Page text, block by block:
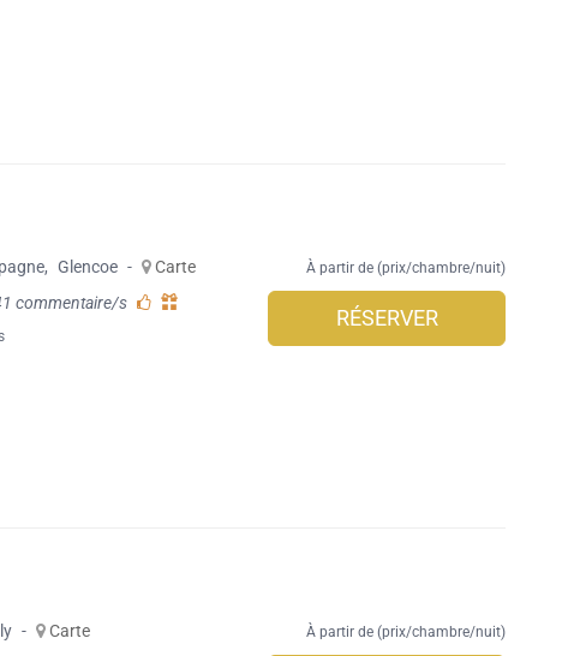
, Glencoe -
Carte
commentaire/s
À partir de (prix/chambre/nuit)
RÉSERVER
-
Carte
À partir de (prix/chambre/nuit)